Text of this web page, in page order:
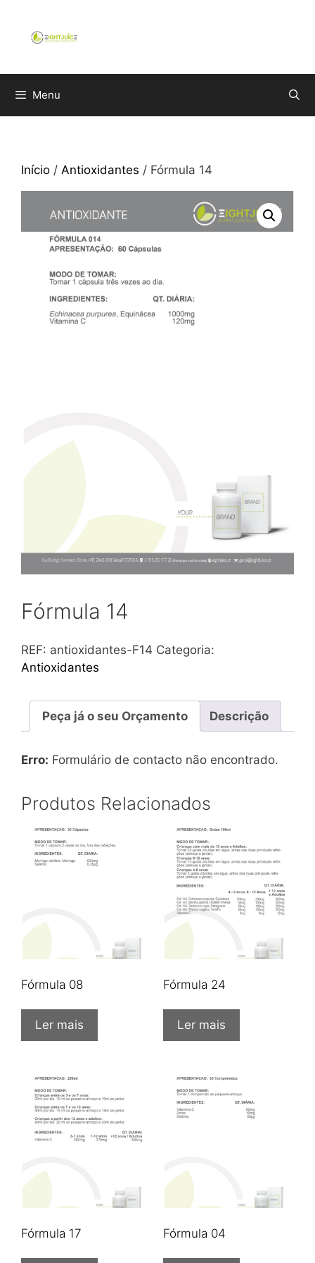
Menu
Início / Antioxidantes / Fórmula 14
Fórmula 14
REF: antioxidantes-F14 Categoria:
Antioxidantes
Peça já o seu Orçamento Descrição
Erro: Formulário de contacto não encontrado.
Produtos Relacionados
Fórmula 08
Ler mais
Fórmula 24
Ler mais
Fórmula 17 Fórmula 04